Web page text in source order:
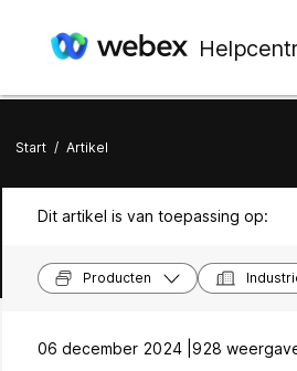
Start / Artikel
Dit artikel is van toepassing op:
Producten
06 december 2024 | 928